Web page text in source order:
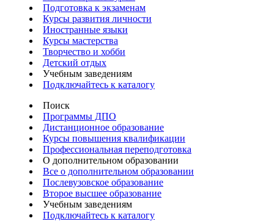
Подготовка к экзаменам
Курсы развития личности
Иностранные языки
Курсы мастерства
Творчество и хобби
Детский отдых
Учебным заведениям
Подключайтесь к каталогу
Поиск
Программы ДПО
Дистанционное образование
Курсы повышения квалификации
Профессиональная переподготовка
О дополнительном образовании
Все о дополнительном образовании
Послевузовское образование
Второе высшее образование
Учебным заведениям
Подключайтесь к каталогу